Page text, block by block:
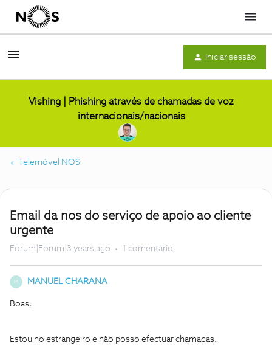
Menu
Iniciar sessão
Vishing | Phishing através de chamadas de voz
internacionais/nacionais
Telemóvel NOS
Email da nos do serviço de apoio ao cliente
urgente
Forum|Forum|3 years ago 1 comentário
M MANUEL CHARANA
Boas,
Estou no estrangeiro e não posso efectuar chamadas.